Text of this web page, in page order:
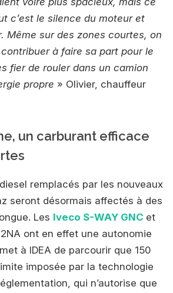
c’est le silence du moteur et
Même sur des zones courtes, on
à faire sa part pour le
fier de rouler dans un camion
propre » Olivier, chauffeur
un carburant efficace
remplacés par les nouveaux
seront désormais affectés à des
Les Iveco S-WAY GNC et
ont en effet une autonomie
à IDEA de parcourir que 150
imposée par la technologie
qui n’autorise que